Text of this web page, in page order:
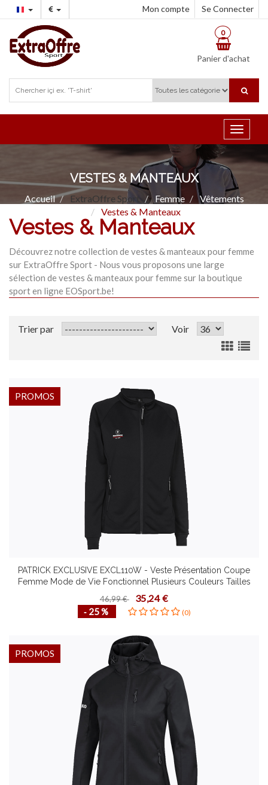
Mon compte Se Connecter
Panier d'achat
0
Toggle
VESTES & MANTEAUX
Accueil ExtraOffre Sport Femme
Vêtements
Vestes & Manteaux
Vestes & Manteaux
Découvrez notre collection de vestes & manteaux pour femme
sur ExtraOffre Sport - Nous vous proposons une large
sélection de vestes & manteaux pour femme sur la boutique
sport en ligne EOSport.be!
Trier par Voir
PATRICK EXCLUSIVE EXCL110W - Veste Présentation Coupe
Femme Mode de Vie Fonctionnel Plusieurs Couleurs Tailles
Design Contemporain Confortable
46,99 € 35,24 €
‐ 25 % (0)
PROMOS
PROMOS